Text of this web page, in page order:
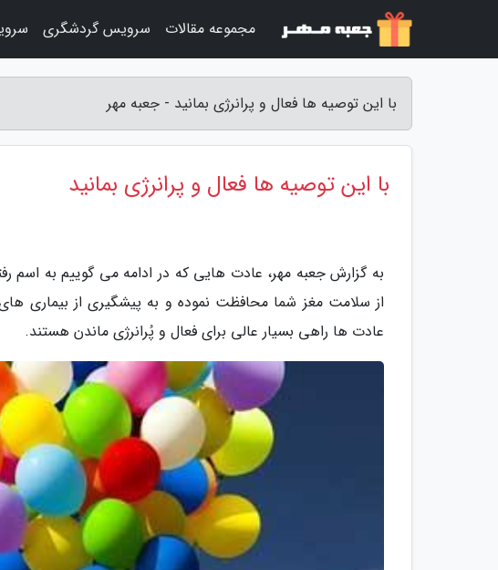
با این توصیه ها فعال و پرانرژی بمانید - جعبه مهر
با این توصیه ها فعال و پرانرژی بمانید
به گزارش جعبه مهر، عادت هایی که در ادامه می گوییم به اسم
از سلامت مغز شما محافظت نموده و به پیشگیری از بیماری
عادت ها راهی بسیار عالی برای فعال و پُرانرژی ماندن هستند.
مجموعه مقالات سرویس گردشگری